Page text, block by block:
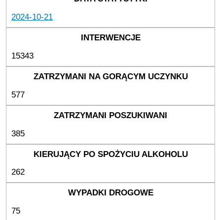
2024-10-21
15343
577
385
262
75